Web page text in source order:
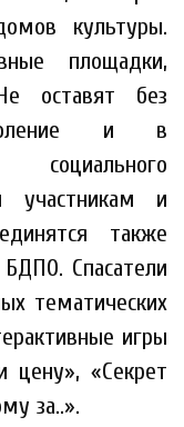
культуры.
площадки,
оставят без
и в
социального
участникам и
также
Спасатели
тематических
игры
«Секрет
за..».